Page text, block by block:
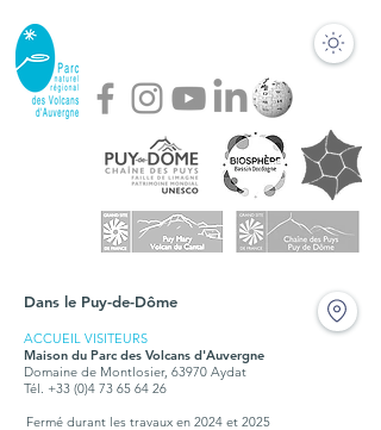
Dans le Puy-de-Dôme
ACCUEIL VISITEURS
Maison du Parc des Volcans d'Auvergne
Domaine de Montlosier, 63970 Aydat
Tél. +33 (0)4 73 65 64 26
Fermé durant les travaux en 2024 et 2025